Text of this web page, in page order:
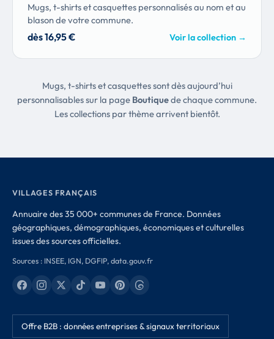
Mugs, t-shirts et casquettes personnalisés au nom et au
blason de votre commune.
dès 16,95 € Voir la collection →
Mugs, t-shirts et casquettes sont dès aujourd’hui
personnalisables sur la page Boutiquede chaque commune.
Les collections par thème arrivent bientôt.
VILLAGES FRANÇAIS
Annuaire des 35 000+ communes de France. Données
géographiques, démographiques, économiques et culturelles
issues des sources officielles.
Sources : INSEE, IGN, DGFIP, data.gouv.fr
Offre B2B : données entreprises & signaux territoriaux